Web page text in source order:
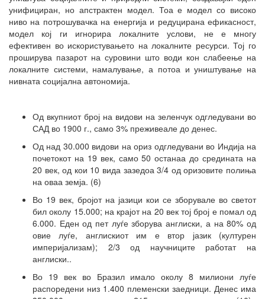
унифициран, но апстрактен модел. Тоа е модел со високо
ниво на потрошувачка на енергија и редуцирана ефикасност,
модел кој ги игнорира локалните услови, не е многу
ефективен во искористувањето на локалните ресурси. Тој го
проширува пазарот на суровини што води кон слабеење на
локалните системи, намалување, а потоа и уништување на
нивната социјална автономија.
Од вкупниот број на видови на зеленчук одгледувани во
САД во 1900 г., само 3% преживеале до денес.
Од над 30.000 видови на ориз одгледувани во Индија на
почетокот на 19 век, само 50 останаа до средината на
20 век, од кои 10 вида зазедоа 3/4 од оризовите полиња
на оваа земја. (6)
Во 19 век, бројот на јазици кои се зборувале во светот
бил околу 15.000; на крајот на 20 век тој број е помал од
6.000. Еден од пет луѓе зборува англиски, а на 80% од
овие луѓе, англискиот им е втор јазик (културен
империјализам); 2/3 од научниците работат на
англиски..
Во 19 век во Бразил имало околу 8 милиони луѓе
распоредени низ 1.400 племенски заедници. Денес има